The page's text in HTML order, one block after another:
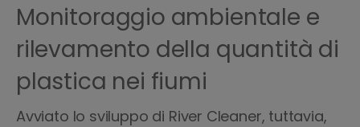
Monitoraggio ambientale e
rilevamento della quantità di
plastica nei fiumi
Avviato lo sviluppo di River Cleaner, tuttavia,